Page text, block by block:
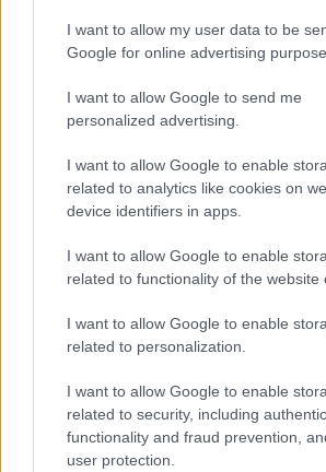
I want to allow my user data to be
Google for online advertising
I want to allow Google to send me
personalized advertising.
I want to allow Google to enable
related to analytics like cookies on
device identifiers in apps.
I want to allow Google to enable
related to functionality of the website
I want to allow Google to enable
related to personalization.
I want to allow Google to enable
related to security, including
functionality and fraud prevention,
user protection.
villamosenergia-rendszer
2026.08.10. 06:43